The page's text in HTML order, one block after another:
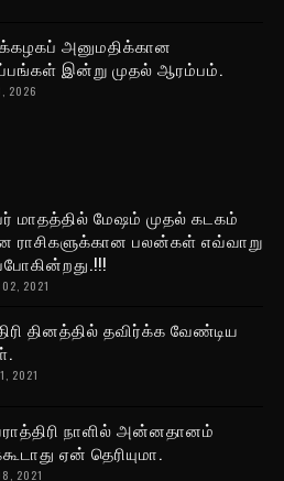
அனுமதிக்கான
இன்று முதல் ஆரம்பம்.
2026
மாதத்தில் மேஷம் முதல் கடகம்
ராசிகளுக்கான பலன்கள் எவ்வாறு
02, 2021
தினத்தில் தவிர்க்க வேண்டிய
2021
நாளில் அன்னதானம்
ஏன் தெரியுமா.
2021